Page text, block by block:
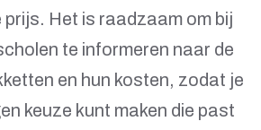
prijs. Het is raadzaam om bij
te informeren naar de
en hun kosten, zodat je
keuze kunt maken die past